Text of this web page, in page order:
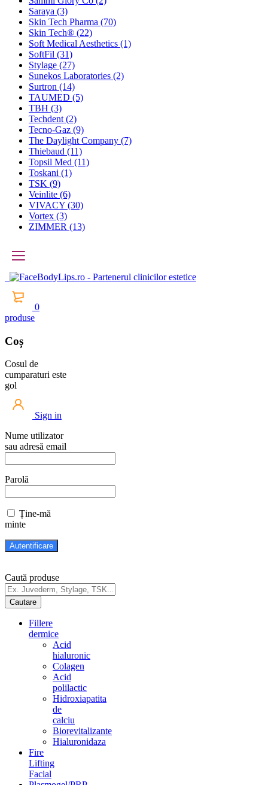
Saraya (3)
Skin Tech Pharma (70)
Skin Tech® (22)
Soft Medical Aesthetics (1)
SoftFil (31)
Stylage (27)
Sunekos Laboratories (2)
Surtron (14)
TAUMED (5)
TBH (3)
Techdent (2)
Tecno-Gaz (9)
The Daylight Company (7)
Thiebaud (11)
Topsil Med (11)
Toskani (1)
TSK (9)
Veinlite (6)
VIVACY (30)
Vortex (3)
ZIMMER (13)
0
produse
Coș
Cosul de
cumparaturi este
gol
Sign in
Nume utilizator
sau adresă email
Parolă
Ține-mă
minte
Caută produse
Fillere
dermice
Acid
hialuronic
Colagen
Acid
polilactic
Hidroxiapatita
de
calciu
Biorevitalizante
Hialuronidaza
Fire
Lifting
Facial